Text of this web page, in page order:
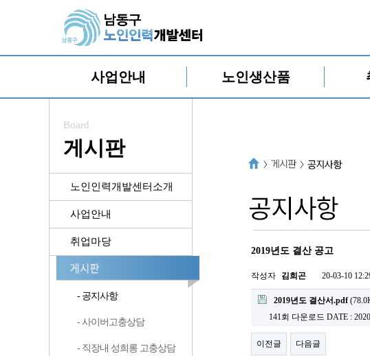
사업안내 노인생산품
Board
게시판
노인인력개발센터소개
사업안내
취업마당
- 공지사항
- 사이버고충상담
- 직장내 성희롱 고충상담
2019년도 결산 공고
작성자 김희곤 20-03-10
2019년도 결산서.pdf
141회 다운로드 DATE :
이전글 다음글